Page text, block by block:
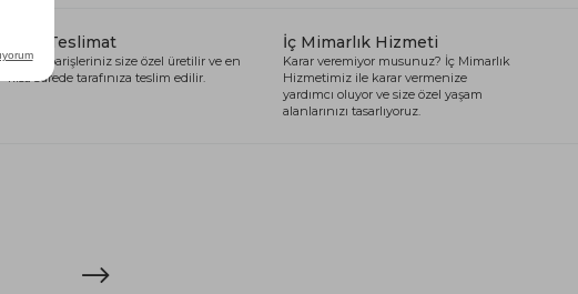
Hızlı Teslimat
Tüm siparişleriniz size özel üretilir ve en
kısa sürede tarafınıza teslim edilir.
İç Mimarlık Hizmeti
Karar veremiyor musunuz? İç Mimarlık
Hizmetimiz ile karar vermenize
yardımcı oluyor ve size özel yaşam
alanlarınızı tasarlıyoruz.